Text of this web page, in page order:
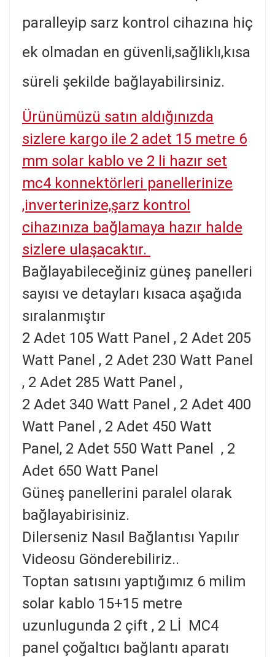
paralleyip sarz kontrol cihazına hiç
ek olmadan en güvenli,sağliklı,kısa
süreli şekilde bağlayabilirsiniz.
Ürünümüzü satın aldığınızda
sizlere kargo ile 2 adet 15 metre 6
mm solar kablo ve 2 li hazır set
mc4 konnektörleri panellerinize
,inverterinize,şarz kontrol
cihazınıza bağlamaya hazır halde
sizlere ulaşacaktır.
Bağlayabileceğiniz güneş panelleri
sayısı ve detayları kısaca aşağıda
sıralanmıştır
2 Adet 105 Watt Panel , 2 Adet 205
Watt Panel , 2 Adet 230 Watt Panel
, 2 Adet 285 Watt Panel ,
2 Adet 340 Watt Panel , 2 Adet 400
Watt Panel , 2 Adet 450 Watt
Panel, 2 Adet 550 Watt Panel , 2
Adet 650 Watt Panel
Güneş panellerini paralel olarak
bağlayabirisiniz.
Dilerseniz Nasıl Bağlantısı Yapılır
Videosu Gönderebiliriz..
Toptan satısını yaptığımız 6 milim
solar kablo 15+15 metre
uzunlugunda 2 çift , 2 Lİ MC4
panel çoğaltıcı bağlantı aparatı